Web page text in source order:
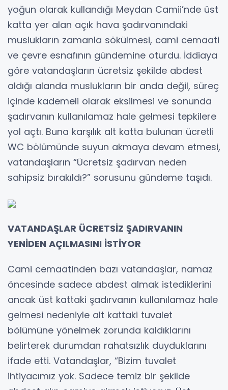
yoğun olarak kullandığı Meydan Camii’nde üst
katta yer alan açık hava şadırvanındaki
muslukların zamanla sökülmesi, cami cemaati
ve çevre esnafının gündemine oturdu. İddiaya
göre vatandaşların ücretsiz şekilde abdest
aldığı alanda muslukların bir anda değil, süreç
içinde kademeli olarak eksilmesi ve sonunda
şadırvanın kullanılamaz hale gelmesi tepkilere
yol açtı. Buna karşılık alt katta bulunan ücretli
WC bölümünde suyun akmaya devam etmesi,
vatandaşların “Ücretsiz şadırvan neden
sahipsiz bırakıldı?” sorusunu gündeme taşıdı.
VATANDAŞLAR ÜCRETSİZ ŞADIRVANIN
YENİDEN AÇILMASINI İSTİYOR
Cami cemaatinden bazı vatandaşlar, namaz
öncesinde sadece abdest almak istediklerini
ancak üst kattaki şadırvanın kullanılamaz hale
gelmesi nedeniyle alt kattaki tuvalet
bölümüne yönelmek zorunda kaldıklarını
belirterek durumdan rahatsızlık duyduklarını
ifade etti. Vatandaşlar, “Bizim tuvalet
ihtiyacımız yok. Sadece temiz bir şekilde